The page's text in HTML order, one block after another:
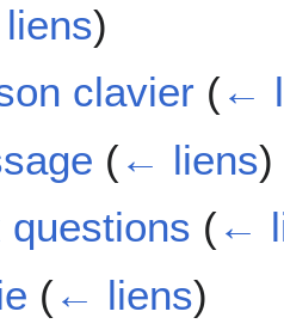
)
clavier (←
(← liens)
questions (←
(← liens)